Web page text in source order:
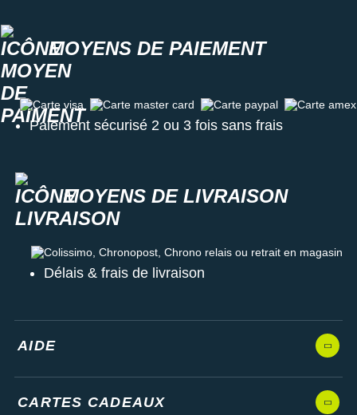
MOYENS DE PAIEMENT
Carte visa Carte master card Carte paypal Carte amex
Paiement sécurisé 2 ou 3 fois sans frais
MOYENS DE LIVRAISON
Colissimo, Chronopost, Chrono relais ou retrait en magasin
Délais & frais de livraison
AIDE
CARTES CADEAUX